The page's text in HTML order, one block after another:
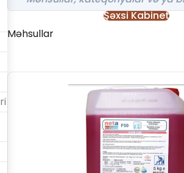
Şəxsi Kabinet
Məhsullar